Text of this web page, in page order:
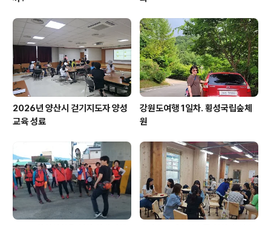
2026년 양산시 걷기지도자 양성
교육 성료
강원도여행 1일차. 횡성국립숲체
원